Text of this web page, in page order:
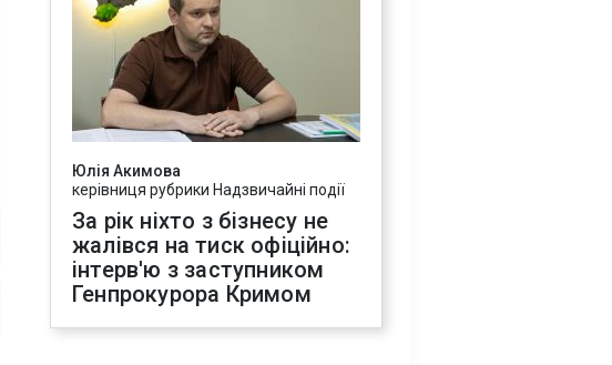
Юлія Акимова
керівниця рубрики Надзвичайні події
За рік ніхто з бізнесу не
жалівся на тиск офіційно:
інтерв'ю з заступником
Генпрокурора Кримом